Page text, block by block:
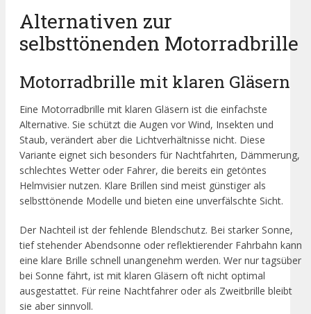
Alternativen zur
selbsttönenden Motorradbrille
Motorradbrille mit klaren Gläsern
Eine Motorradbrille mit klaren Gläsern ist die einfachste
Alternative. Sie schützt die Augen vor Wind, Insekten und
Staub, verändert aber die Lichtverhältnisse nicht. Diese
Variante eignet sich besonders für Nachtfahrten, Dämmerung,
schlechtes Wetter oder Fahrer, die bereits ein getöntes
Helmvisier nutzen. Klare Brillen sind meist günstiger als
selbsttönende Modelle und bieten eine unverfälschte Sicht.
Der Nachteil ist der fehlende Blendschutz. Bei starker Sonne,
tief stehender Abendsonne oder reflektierender Fahrbahn kann
eine klare Brille schnell unangenehm werden. Wer nur tagsüber
bei Sonne fährt, ist mit klaren Gläsern oft nicht optimal
ausgestattet. Für reine Nachtfahrer oder als Zweitbrille bleibt
sie aber sinnvoll.